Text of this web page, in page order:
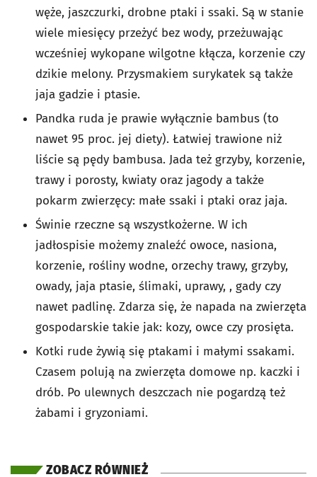
węże, jaszczurki, drobne ptaki i ssaki. Są w stanie
wiele miesięcy przeżyć bez wody, przeżuwając
wcześniej wykopane wilgotne kłącza, korzenie czy
dzikie melony. Przysmakiem surykatek są także
jaja gadzie i ptasie.
Pandka ruda je prawie wyłącznie bambus (to
nawet 95 proc. jej diety). Łatwiej trawione niż
liście są pędy bambusa. Jada też grzyby, korzenie,
trawy i porosty, kwiaty oraz jagody a także
pokarm zwierzęcy: małe ssaki i ptaki oraz jaja.
Świnie rzeczne są wszystkożerne. W ich
jadłospisie możemy znaleźć owoce, nasiona,
korzenie, rośliny wodne, orzechy trawy, grzyby,
owady, jaja ptasie, ślimaki, uprawy, , gady czy
nawet padlinę. Zdarza się, że napada na zwierzęta
gospodarskie takie jak: kozy, owce czy prosięta.
Kotki rude żywią się ptakami i małymi ssakami.
Czasem polują na zwierzęta domowe np. kaczki i
drób. Po ulewnych deszczach nie pogardzą też
żabami i gryzoniami.
ZOBACZ RÓWNIEŻ